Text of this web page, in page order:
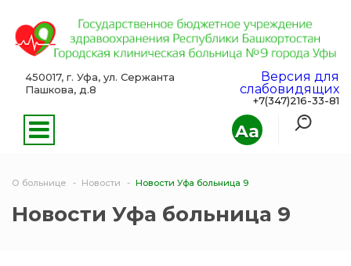
Aa
450017, г. Уфа, ул. Сержанта
Пашкова, д.8
Версия для
слабовидящих
+7(347)216-33-81
О больнице Новости Новости Уфа больница 9
Новости Уфа больница 9